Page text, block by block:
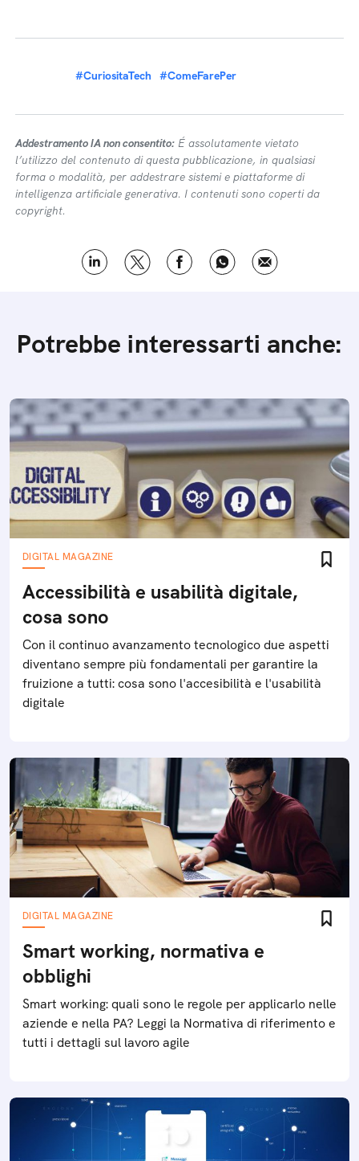
#CuriositaTech #ComeFarePer
Addestramento IA non consentito: É assolutamente vietato
l’utilizzo del contenuto di questa pubblicazione, in qualsiasi
forma o modalità, per addestrare sistemi e piattaforme di
intelligenza artificiale generativa. I contenuti sono coperti da
copyright.
Potrebbe interessarti anche:
DIGITAL MAGAZINE
Accessibilità e usabilità digitale,
cosa sono
Con il continuo avanzamento tecnologico due aspetti
diventano sempre più fondamentali per garantire la
fruizione a tutti: cosa sono l'accesibilità e l'usabilità
digitale
DIGITAL MAGAZINE
Smart working, normativa e
obblighi
Smart working: quali sono le regole per applicarlo nelle
aziende e nella PA? Leggi la Normativa di riferimento e
tutti i dettagli sul lavoro agile